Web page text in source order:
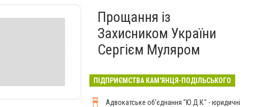
Прощання із
Захисником України
Сергієм Муляром
ПІДПРИЄМСТВА КАМ'ЯНЦЯ-ПОДІЛЬСЬКОГО
Адвокатське об'єднання "Ю.Д.К." - юридичні